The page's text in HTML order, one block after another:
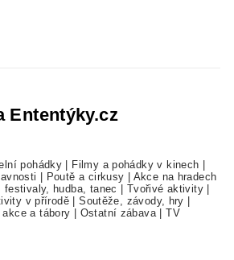
Ententýky.cz
pohádky Filmy a pohádky v kinech
Poutě a cirkusy
Akce na hradech
festivaly, hudba, tanec Tvořivé aktivity
v přírodě |Soutěže, závody, hry
akce a tábory Ostatní zábava |TV